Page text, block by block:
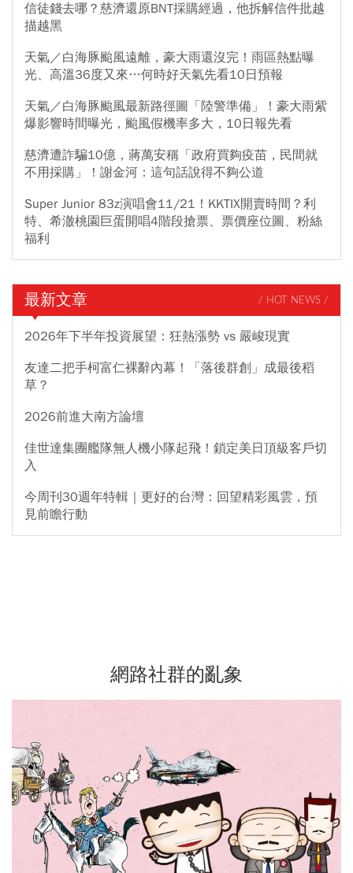
信徒錢去哪？慈濟還原BNT採購經過，他拆解信件批越
描越黑
天氣／白海豚颱風遠離，豪大雨還沒完！雨區熱點曝
光、高溫36度又來…何時好天氣先看10日預報
天氣／白海豚颱風最新路徑圖「陸警準備」！豪大雨紫
爆影響時間曝光，颱風假機率多大，10日報先看
慈濟遭詐騙10億，蔣萬安稱「政府買夠疫苗，民間就
不用採購」！謝金河：這句話說得不夠公道
Super Junior 83z演唱會11/21！KKTIX開賣時間？利
特、希澈桃園巨蛋開唱4階段搶票、票價座位圖、粉絲
福利
最新文章 / HOT NEWS /
2026年下半年投資展望：狂熱漲勢 vs 嚴峻現實
友達二把手柯富仁裸辭內幕！「落後群創」成最後稻
草？
2026前進大南方論壇
佳世達集團艦隊無人機小隊起飛！鎖定美日頂級客戶切
入
今周刊30週年特輯｜更好的台灣：回望精彩風雲，預
見前瞻行動
網路社群的亂象